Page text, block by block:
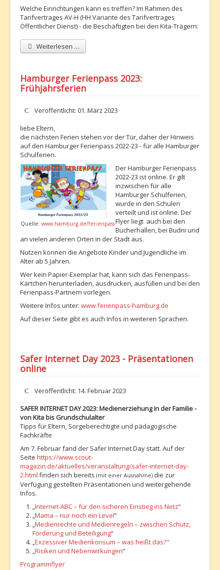
Welche Einrichtungen kann es treffen? Im Rahmen des
Tarifvertrages AV-H (HH Variante des Tarifvertrages
Öffentlicher Dienst) - die Beschäftigten bei den Kita-Trägern:
Weiterlesen …
Hamburger Ferienpass 2023:
Frühjahrsferien
DetailsVeröffentlicht: 01. März 2023
liebe Eltern,
die nächsten Ferien stehen vor der Tür, daher der Hinweis
auf den Hamburger Ferienpass 2022-23 - für alle Hamburger
Schulferien.
Quelle: www.hamburg.de/ferienpass
Der Hamburger Ferienpass
2022-23 ist online. Er gilt
inzwischen für alle
Hamburger Schulferien,
wurde in den Schulen
verteilt und ist online. Der
Flyer liegt auch bei den
Bücherhallen, bei Budni und
an vielen anderen Orten in der Stadt aus.
Nutzen können die Angebote Kinder und Jugendliche im
Alter ab 5 Jahren.
Wer kein Papier-Exemplar hat, kann sich das Ferienpass-
Kärtchen herunterladen, ausdrucken, ausfüllen und bei den
Ferienpass-Partnern vorlegen.
Weitere Infos unter: www.ferienpass-hamburg.de
Auf dieser Seite gibt es auch Infos in weiteren Sprachen.
Safer Internet Day 2023 - Präsentationen
online
DetailsVeröffentlicht: 14. Februar 2023
SAFER INTERNET DAY 2023: Medienerziehung in der Familie -
von Kita bis Grundschulalter
Tipps für Eltern, Sorgeberechtigte und pädagogische
Fachkräfte
Am 7. Februar fand der Safer Internet Day statt. Auf der
Seite https://www.scout-
magazin.de/aktuelles/veranstaltung/safer-internet-day-
2.html finden sich bereits (mit einer Ausnahme) die zur
Verfügung gestellten Präsentationen und weitergehende
Infos.
„Internet-ABC – für den sicheren Einstieg ins Netz“
„Mama – nur noch ein Level“
„Medienrechte und Medienregeln – zwischen Schutz,
Förderung und Beteiligung“
„Exzessiver Medienkonsum – was heißt das?"
„Risiken und Nebenwirkungen“
Programmflyer